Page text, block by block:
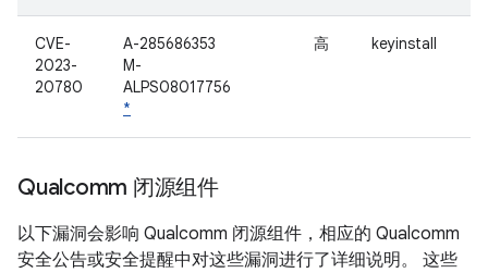
CVE-
2023-
20780
A-285686353
M-
ALPS08017756
*
高 keyinstall
Qualcomm 闭源组件
以下漏洞会影响 Qualcomm 闭源组件，相应的 Qualcomm
安全公告或安全提醒中对这些漏洞进行了详细说明。 这些